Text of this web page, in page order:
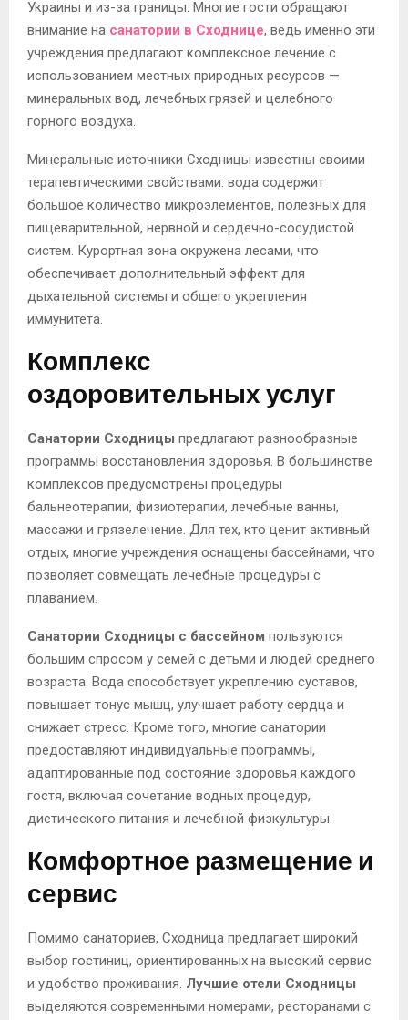
Украины и из-за границы. Многие гости обращают
внимание на санатории в Сходнице, ведь именно эти
учреждения предлагают комплексное лечение с
использованием местных природных ресурсов —
минеральных вод, лечебных грязей и целебного
горного воздуха.
Минеральные источники Сходницы известны своими
терапевтическими свойствами: вода содержит
большое количество микроэлементов, полезных для
пищеварительной, нервной и сердечно-сосудистой
систем. Курортная зона окружена лесами, что
обеспечивает дополнительный эффект для
дыхательной системы и общего укрепления
иммунитета.
Комплекс
оздоровительных услуг
Санатории Сходницы предлагают разнообразные
программы восстановления здоровья. В большинстве
комплексов предусмотрены процедуры
бальнеотерапии, физиотерапии, лечебные ванны,
массажи и грязелечение. Для тех, кто ценит активный
отдых, многие учреждения оснащены бассейнами, что
позволяет совмещать лечебные процедуры с
плаванием.
Санатории Сходницы с бассейном пользуются
большим спросом у семей с детьми и людей среднего
возраста. Вода способствует укреплению суставов,
повышает тонус мышц, улучшает работу сердца и
снижает стресс. Кроме того, многие санатории
предоставляют индивидуальные программы,
адаптированные под состояние здоровья каждого
гостя, включая сочетание водных процедур,
диетического питания и лечебной физкультуры.
Комфортное размещение и
сервис
Помимо санаториев, Сходница предлагает широкий
выбор гостиниц, ориентированных на высокий сервис
и удобство проживания. Лучшие отели Сходницы
выделяются современными номерами, ресторанами с